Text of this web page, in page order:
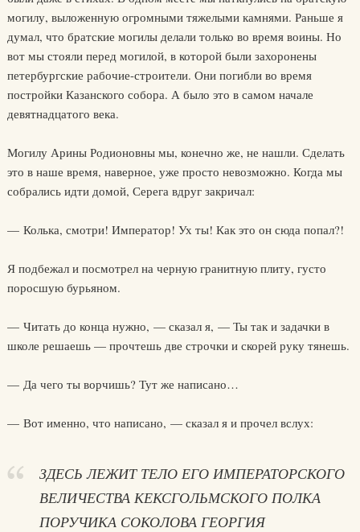
могилу, выложенную огромными тяжелыми камнями. Раньше я
думал, что братские могилы делали только во время воины. Но
вот мы стояли перед могилой, в которой были захоронены
петербургские рабочие-строители. Они погибли во время
постройки Казанского собора. А было это в самом начале
девятнадцатого века.
Могилу Арины Родионовны мы, конечно же, не нашли. Сделать
это в наше время, наверное, уже просто невозможно. Когда мы
собрались идти домой, Серега вдруг закричал:
— Колька, смотри! Император! Ух ты! Как это он сюда попал?!
Я подбежал и посмотрел на черную гранитную плиту, густо
поросшую бурьяном.
— Читать до конца нужно, — сказал я, — Ты так и задачки в
школе решаешь — прочтешь две строчки и скорей руку тянешь.
— Да чего ты ворчишь? Тут же написано…
— Вот именно, что написано, — сказал я и прочел вслух:
ЗДЕСЬ ЛЕЖИТ ТЕЛО ЕГО ИМПЕРАТОРСКОГО
ВЕЛИЧЕСТВА КЕКСГОЛЬМСКОГО ПОЛКА
ПОРУЧИКА СОКОЛОВА ГЕОРГИЯ